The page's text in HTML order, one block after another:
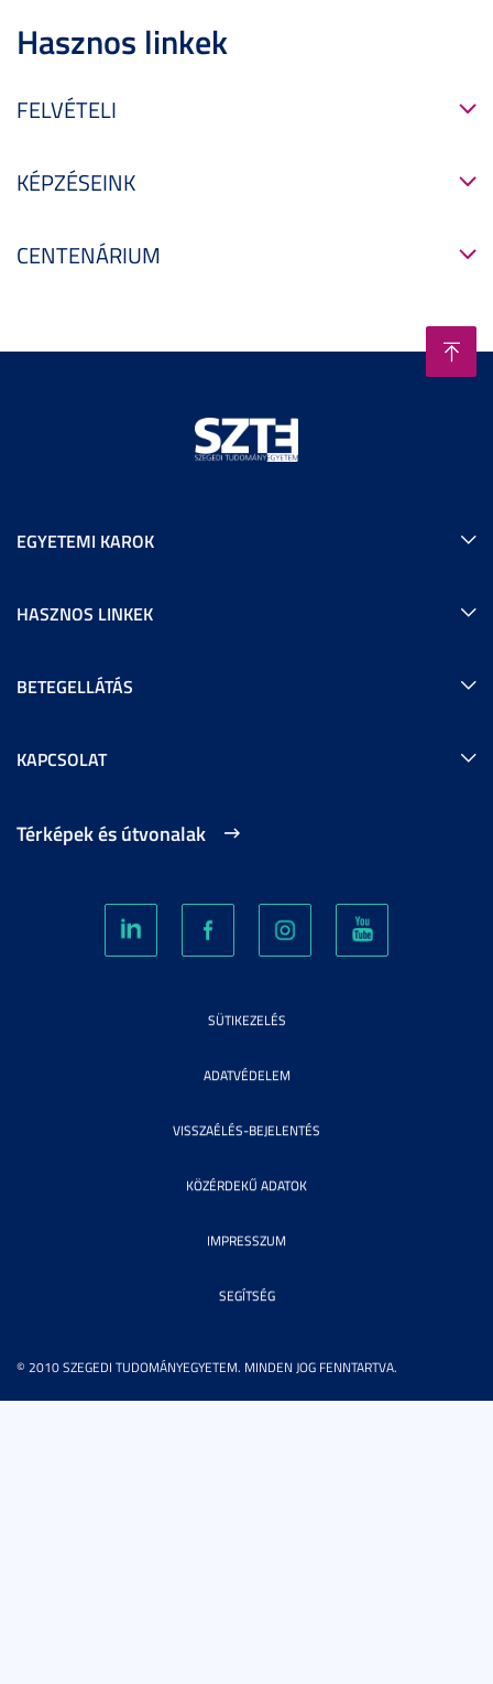
Hasznos linkek
FELVÉTELI
KÉPZÉSEINK
CENTENÁRIUM
EGYETEMI KAROK
HASZNOS LINKEK
BETEGELLÁTÁS
KAPCSOLAT
Térképek és útvonalak
© 2010 SZEGEDI TUDOMÁNYEGYETEM. MINDEN JOG FENNTARTVA.
SÜTIKEZELÉS
ADATVÉDELEM
VISSZAÉLÉS-BEJELENTÉS
KÖZÉRDEKŰ ADATOK
IMPRESSZUM
SEGÍTSÉG